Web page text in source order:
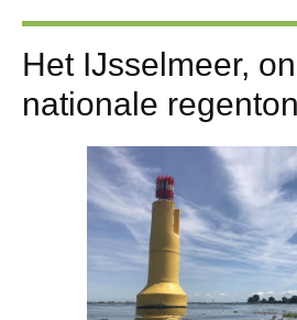
Het IJsselmeer,
nationale regenton